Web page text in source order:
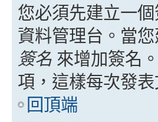
您必須先建立一
資料管理台。當
簽名 來增加簽名
項，這樣每次發
回頂端